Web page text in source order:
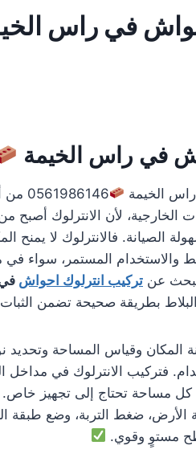
في راس
في راس الخيمة
الخيمة
الخارجية، لأن الانترلوك
الصيانة. فالانترلوك لا يمنح
والاستخدام المستمر، سواء في
عن تركيب انترلوك احواش
بطريقة صحيحة تضمن الثبات
المكان وقياس المساحة
فتركيب الانترلوك في
كل مساحة تحتاج إلى تجهيز خاص.
الأرض، ضغط التربة، وضع طبقة
مستوٍ وقوي.